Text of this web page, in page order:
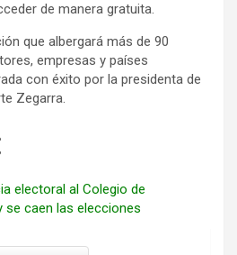
de manera gratuita.
que albergará más de 90
empresas y países
con éxito por la presidenta de
Zegarra.
electoral al Colegio de
se caen las elecciones